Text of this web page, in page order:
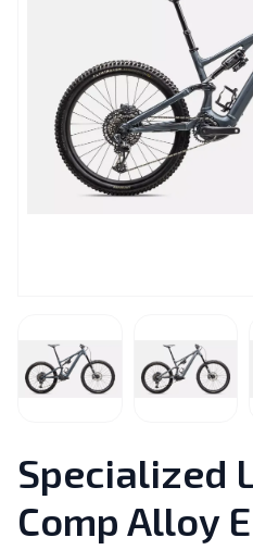
Specialized
Comp Alloy